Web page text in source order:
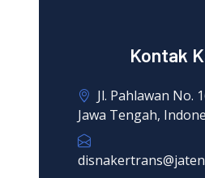
Kontak
Jl. Pahlawan No.
Jawa Tengah,